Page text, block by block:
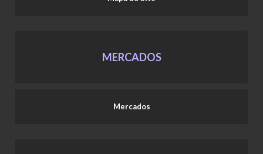
MERCADOS
Mercados